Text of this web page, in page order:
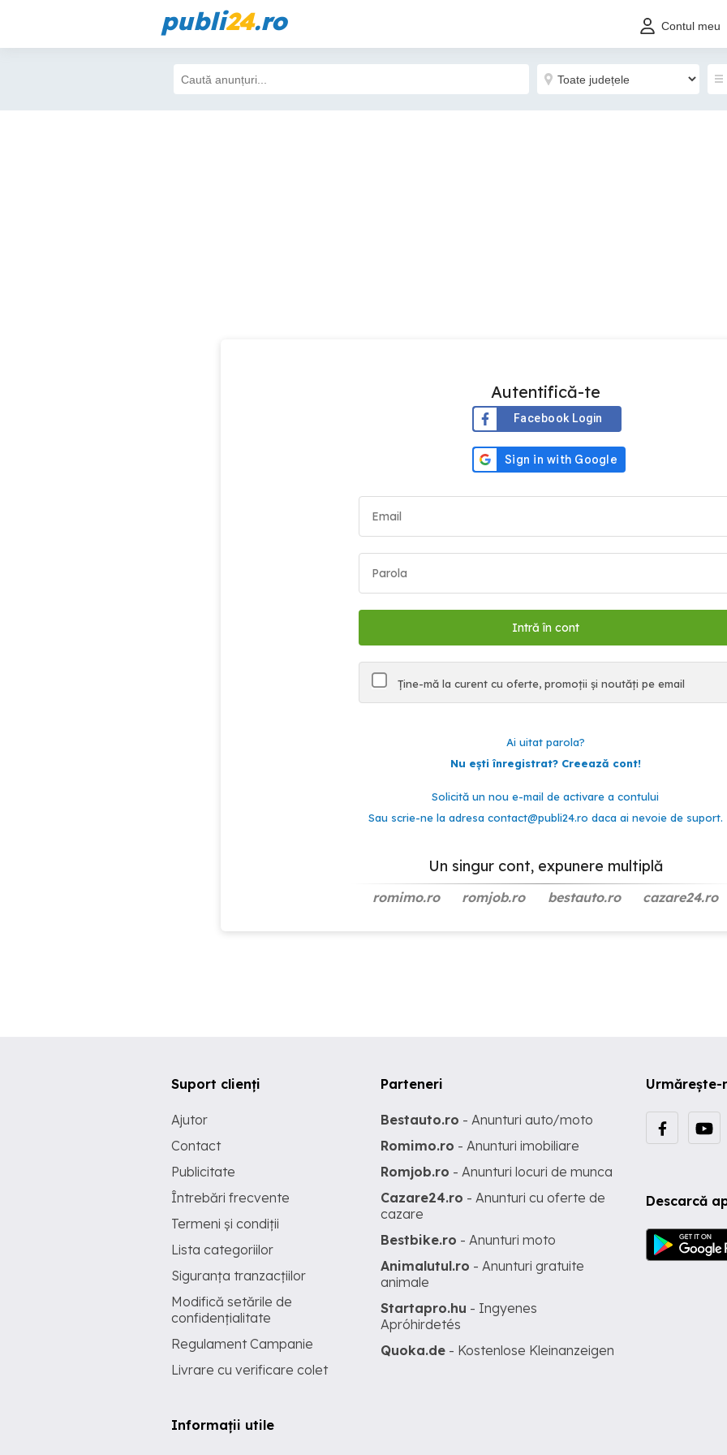
publi24.ro Contul meu
Autentifică-te
Facebook Login
Ține-mă la curent cu oferte, promoții și noutăți pe email
Ai uitat parola?
Nu ești înregistrat? Creează cont!
Solicită un nou e-mail de activare a contului
Sau scrie-ne la adresa contact@publi24.ro daca ai nevoie de suport.
Un singur cont, expunere multiplă
romimo.ro romjob.ro bestauto.ro cazare24.ro
Urmărește-
Descarcă
Suport clienți
Ajutor
Contact
Publicitate
Întrebări frecvente
Termeni și condiții
Lista categoriilor
Siguranța tranzacțiilor
Modifică setările de
confidențialitate
Regulament Campanie
Livrare cu verificare colet
Informații utile
Parteneri
Bestauto.ro - Anunturi auto/moto
Romimo.ro - Anunturi imobiliare
Romjob.ro - Anunturi locuri de munca
Cazare24.ro - Anunturi cu oferte de
cazare
Bestbike.ro - Anunturi moto
Animalutul.ro - Anunturi gratuite
animale
Startapro.hu - Ingyenes
Apróhirdetés
Quoka.de - Kostenlose Kleinanzeigen